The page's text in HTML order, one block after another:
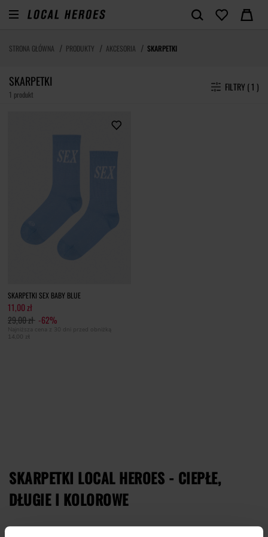
STRONA GŁÓWNA PRODUKTY AKCESORIA SKARPETKI
SKARPETKI
1 produkt
FILTRY ( 1 )
SKARPETKI SEX BABY BLUE
11,00 zł
29,00 zł -62%
Najniższa cena z 30 dni przed obniżką
14,00 zł
SKARPETKI LOCAL HEROES - CIEPŁE,
DŁUGIE I KOLOROWE